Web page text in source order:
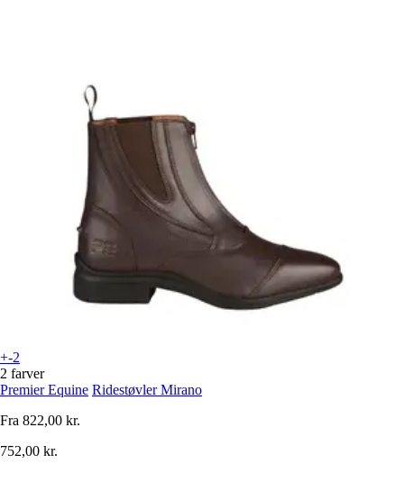
+-2
2 farver
Premier Equine Ridestøvler Mirano
Fra 822,00 kr.
752,00 kr.